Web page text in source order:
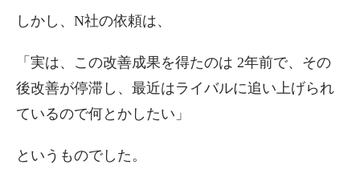
しかし、N社の依頼は、
「実は、この改善成果を得たのは 2年前で、その
後改善が停滞し、最近はライバルに追い上げられ
ているので何とかしたい」
というものでした。